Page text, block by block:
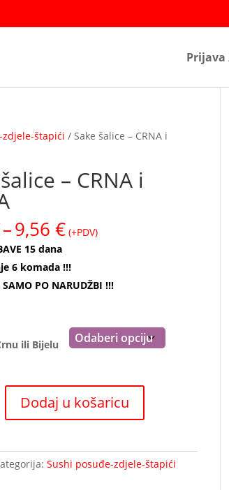
štapići / Sake šalice – CRNA i
– CRNA i
–9,56€Raspon
cijena:
od
2,92 €
do
(+PDV)
15 dana
6 komada !!!
SAMO PO NARUDŽBI !!!
ili Bijelu
Dodaj u košaricu
Sushi posuđe-zdjele-štapići